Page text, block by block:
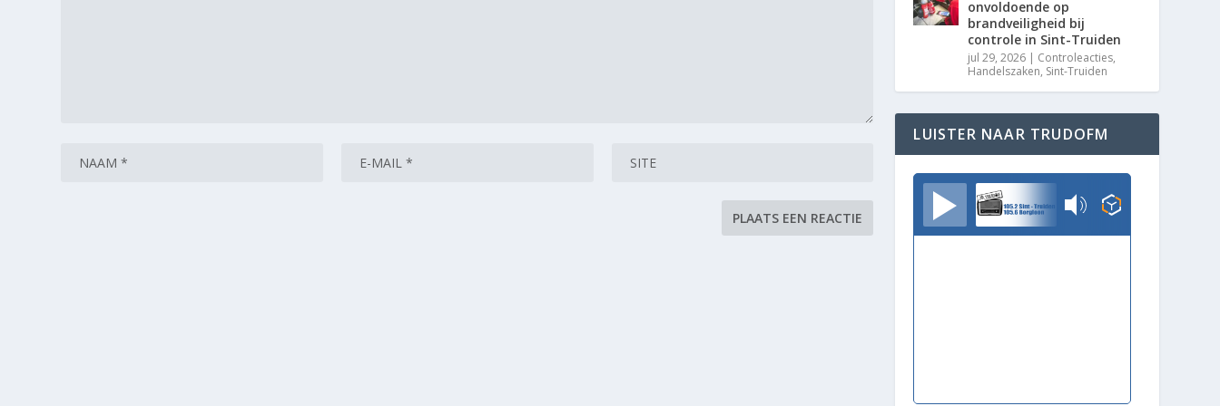
onvoldoende op
brandveiligheid bij
controle in Sint-Truiden
jul 29, 2026 | Controleacties,
Handelszaken, Sint-Truiden
LUISTER NAAR TRUDOFM
TrudoFM